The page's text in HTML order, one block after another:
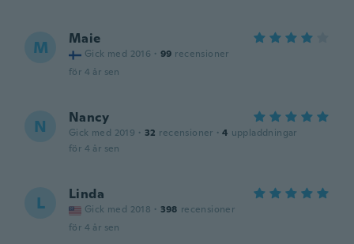
M Maie
Gick med 2016 · 99 recensioner
för 4 år sen
N Nancy
Gick med 2019 · 32 recensioner · 4 uppladdningar
för 4 år sen
L Linda
Gick med 2018 · 398 recensioner
för 4 år sen